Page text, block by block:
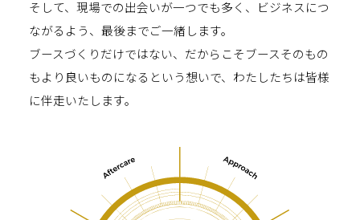
そして、現場での出会いが一つでも多く、ビジネスにつ
ながるよう、最後までご一緒します。
ブースづくりだけではない、だからこそブースそのもの
もより良いものになるという想いで、わたしたちは皆様
に伴走いたします。